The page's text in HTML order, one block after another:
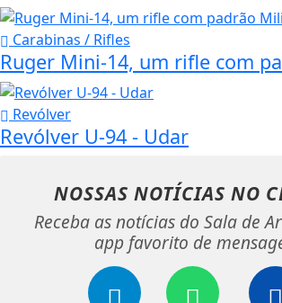
Carabinas / Rifles
Ruger Mini-14, um rifle com
Revólver
Revólver U-94 - Udar
NOSSAS NOTÍCIAS NO
Receba as notícias do Sala de
app favorito de